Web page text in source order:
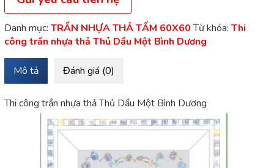
Danh mục: TRẦN NHỰA THẢ TẤM 60X60 Từ khóa: Thi
công trần nhựa thả Thủ Dầu Một Bình Dương
Mô tả Đánh giá (0)
Thi công trần nhựa thả Thủ Dầu Một Bình Dương